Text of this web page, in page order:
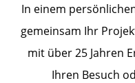
In einem
gemeinsam Ihr
mit über 25 Jahren
Ihren Besuch